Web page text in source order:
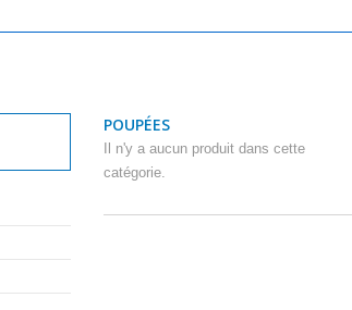
POUPÉES
Il n'y a aucun produit dans cette
catégorie.